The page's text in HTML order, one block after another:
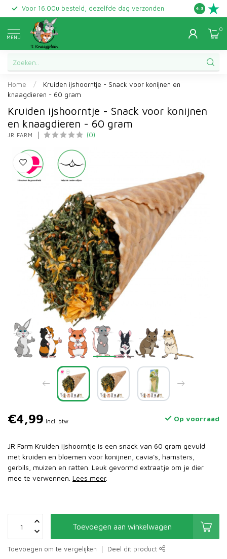
Voor 16.00u besteld, dezelfde dag verzonden Gratis
4.3
MENU
0
Home /
Kruiden ijshoorntje - Snack voor konijnen en
knaagdieren - 60 gram
Kruiden ijshoorntje - Snack voor konijnen
en knaagdieren - 60 gram
JR FARM (0)
€4,99 Incl. btw Op voorraad
JR Farm Kruiden ijshoorntje is een snack van 60 gram gevuld
met kruiden en bloemen voor konijnen, cavia's, hamsters,
gerbils, muizen en ratten. Leuk gevormd extraatje om je dier
mee te verwennen. Lees meer.
Toevoegen aan winkelwagen
Toevoegen om te vergelijken Deel dit product